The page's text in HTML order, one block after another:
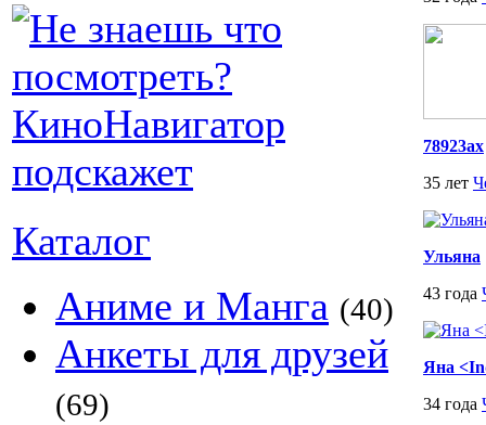
Каталог
Аниме и Манга (40)
Анкеты для друзей
(69)
78923ax
35 лет
Ульяна
43 года
Яна
34 года